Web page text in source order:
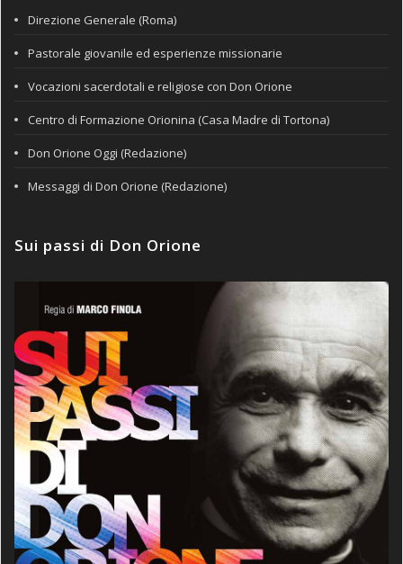
Direzione Generale (Roma)
Pastorale giovanile ed esperienze missionarie
Vocazioni sacerdotali e religiose con Don Orione
Centro di Formazione Orionina (Casa Madre di Tortona)
Don Orione Oggi (Redazione)
Messaggi di Don Orione (Redazione)
Sui passi di Don Orione